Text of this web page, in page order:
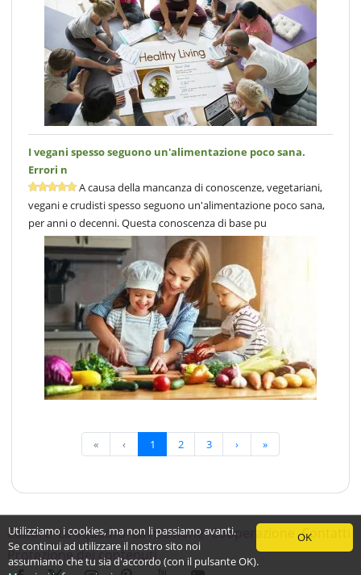
I vegani spesso seguono un'alimentazione poco sana.
Errori n
A causa della mancanza di conoscenze, vegetariani,
vegani e crudisti spesso seguono un'alimentazione poco sana,
per anni o decenni. Questa conoscenza di base pu
« ‹ 1 2 3 › »
EditoreLa squadraLa missioneCooperazioneContatti
Protezione dei contenuti
OK
Utilizziamo i cookies, ma non li passiamo avanti.
Se continui ad utilizzare il nostro sito noi
assumiamo che tu sia d'accordo (con il pulsante OK).